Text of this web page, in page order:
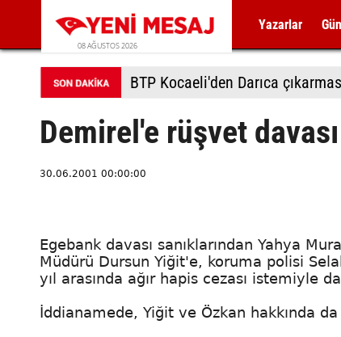
08 AĞUSTOS 2026
Yazarlar
BTP Kocaeli'den Darıca
Demirel'e rüşvet davası
30.06.2001 00:00:00
Egebank davası sanıklarından Yahya
Müdürü Dursun Yiğit'e, koruma polisi
yıl arasında ağır hapis cezası istemiyle
İddianamede, Yiğit ve Özkan hakkında